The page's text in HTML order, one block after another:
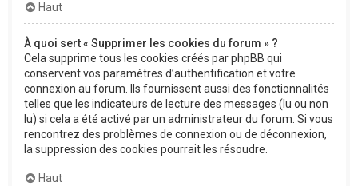
Haut
À quoi sert « Supprimer les cookies du forum » ?
Cela supprime tous les cookies créés par phpBB qui
conservent vos paramètres d’authentification et votre
connexion au forum. Ils fournissent aussi des fonctionnalités
telles que les indicateurs de lecture des messages (lu ou non
lu) si cela a été activé par un administrateur du forum. Si vous
rencontrez des problèmes de connexion ou de déconnexion,
la suppression des cookies pourrait les résoudre.
Haut